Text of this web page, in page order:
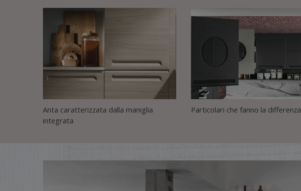
Anta caratterizzata dalla maniglia
integrata
Particolari che fanno la differenza